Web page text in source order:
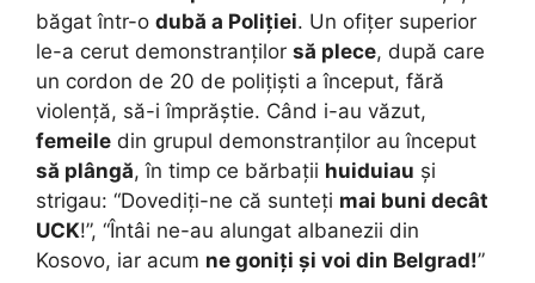
băgat într-o dubă a Poliției. Un ofițer superior
le-a cerut demonstranților să plece, după care
un cordon de 20 de polițiști a început, fără
violență, să-i împrăștie. Când i-au văzut,
femeile din grupul demonstranților au început
să plângă, în timp ce bărbații huiduiau și
strigau: “Dovediți-ne că sunteți mai buni decât
UCK!”, “Întâi ne-au alungat albanezii din
Kosovo, iar acum ne goniți și voi din Belgrad!”